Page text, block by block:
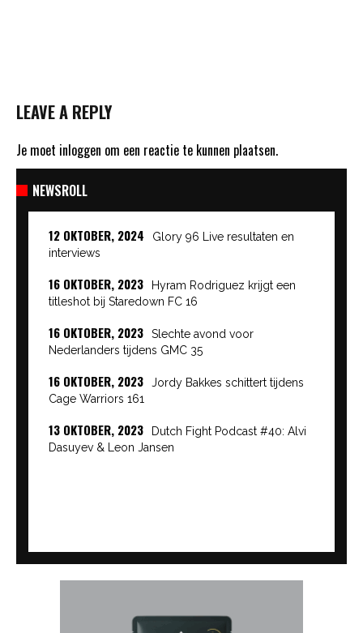
LEAVE A REPLY
Je moet inloggen om een reactie te kunnen plaatsen.
NEWSROLL
12 OKTOBER, 2024
Glory 96 Live resultaten en
interviews
16 OKTOBER, 2023
Hyram Rodriguez krijgt een
titleshot bij Staredown FC 16
16 OKTOBER, 2023
Slechte avond voor
Nederlanders tijdens GMC 35
16 OKTOBER, 2023
Jordy Bakkes schittert tijdens
Cage Warriors 161
13 OKTOBER, 2023
Dutch Fight Podcast #40: Alvi
Dasuyev & Leon Jansen